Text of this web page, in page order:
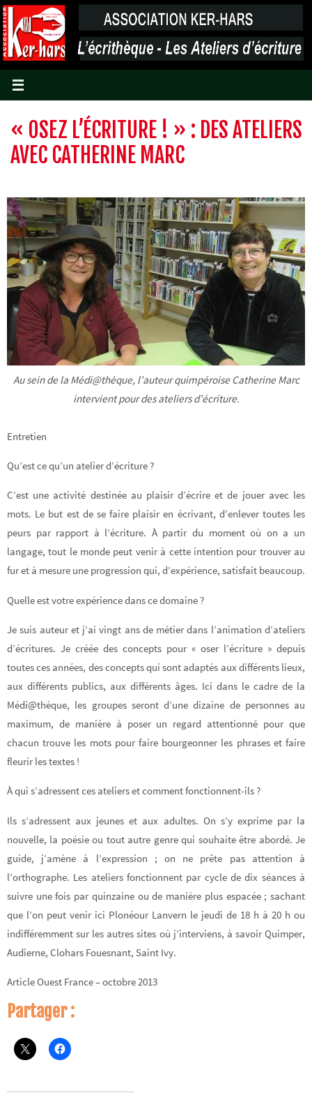
Passer
vers
le
contenu
« OSEZ L’ÉCRITURE ! » : DES ATELIERS
AVEC CATHERINE MARC
Au sein de la Médi@thèque, l’auteur quimpéroise Catherine Marc
intervient pour des ateliers d’écriture.
Entretien
Qu’est ce qu’un atelier d’écriture?
C’est une activité destinée au plaisir d’écrire et de jouer avec les
mots. Le but est de se faire plaisir en écrivant, d’enlever toutes les
peurs par rapport à l’écriture. À partir du moment où on a un
langage, tout le monde peut venir à cette intention pour trouver au
fur et à mesure une progression qui, d’expérience, satisfait beaucoup.
Quelle est votre expérience dans ce domaine?
Je suis auteur et j’ai vingt ans de métier dans l’animation d’ateliers
d’écritures. Je créée des concepts pour « oser l’écriture » depuis
toutes ces années, des concepts qui sont adaptés aux différents lieux,
aux différents publics, aux différents âges. Ici dans le cadre de la
Médi@thèque, les groupes seront d’une dizaine de personnes au
maximum, de manière à poser un regard attentionné pour que
chacun trouve les mots pour faire bourgeonner les phrases et faire
fleurir les textes !
À qui s’adressent ces ateliers et comment fonctionnent-ils?
Ils s’adressent aux jeunes et aux adultes. On s’y exprime par la
nouvelle, la poésie ou tout autre genre qui souhaite être abordé. Je
guide, j’amène à l’expression ; on ne prête pas attention à
l’orthographe. Les ateliers fonctionnent par cycle de dix séances à
suivre une fois par quinzaine ou de manière plus espacée ; sachant
que l’on peut venir ici Plonéour Lanvern le jeudi de 18 h à 20 h ou
indifféremment sur les autres sites où j’interviens, à savoir Quimper,
Audierne, Clohars Fouesnant, Saint Ivy.
Article Ouest France – octobre 2013
Partager :